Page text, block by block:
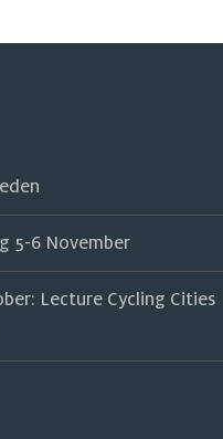
5-6 November
Lecture Cycling Cities